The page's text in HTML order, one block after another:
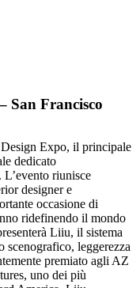
San Francisco
Expo, il principale
dedicato
riunisce
designer e
occasione di
ridefinendo il mondo
Liiu, il sistema
scenografico, leggerezza
premiato agli AZ
uno dei più